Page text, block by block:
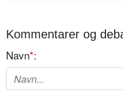
Kommentarer og
Navn*: